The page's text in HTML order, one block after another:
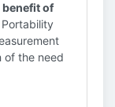
benefit of
of the need